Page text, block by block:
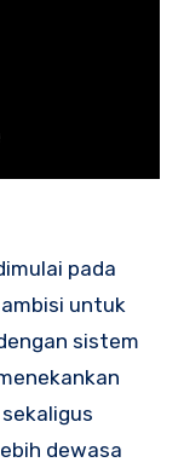
pada
untuk
sistem
sekaligus
dewasa